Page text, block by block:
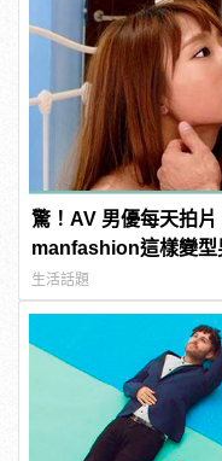
驚！AV 男優每天拍片
manfashion這樣變型
生活話題